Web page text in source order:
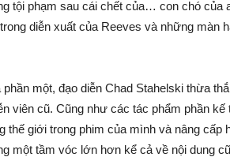
tội phạm sau cái chết của… con chó của
diễn xuất của Reeves và những màn
một, đạo diễn Chad Stahelski thừa
viên cũ. Cũng như các tác phẩm phần kế
giới trong phim của mình và nâng cấp
một tầm vóc lớn hơn kể cả về nội dung